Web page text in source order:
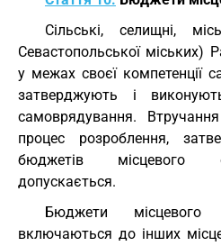
Сільські, селищні,
Севастопольської міських)
у межах своєї компетенції
затверджують і
самоврядування.
процес розроблення,
бюджетів місцевого
допускається.
Бюджети місцевого
включаються до інших